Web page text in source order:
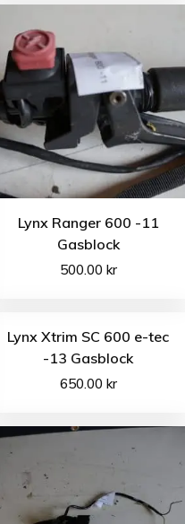
Lynx Ranger 600 -11
Gasblock
500.00 kr
Lynx Xtrim SC 600 e-tec
-13 Gasblock
650.00 kr